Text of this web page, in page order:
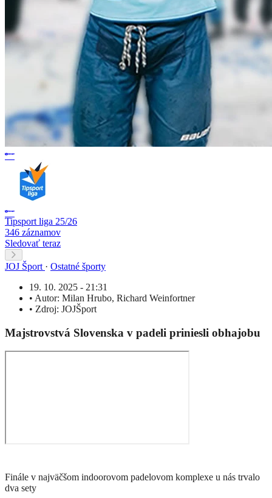
Tipsport liga 25/26
346 záznamov
Sledovať teraz
JOJ Šport · Ostatné športy
19. 10. 2025 - 21:31
• Autor: Milan Hrubo, Richard Weinfortner
• Zdroj: JOJŠport
Majstrovstvá Slovenska v padeli priniesli obhajobu
Finále v najväčšom indoorovom padelovom komplexe u nás trvalo
dva sety